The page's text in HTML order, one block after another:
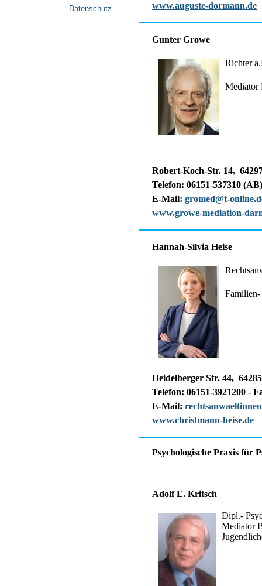
Datenschutz
www.auguste-dormann.de
Gunter Growe
Richter
Robert-Koch-Str. 14,
Telefon: 06151-537310 (AB)
E-Mail: gromed@t-
www.growe-mediation-
Hannah-Silvia Heise
Heidelberger Str. 44,
Telefon: 06151-3921200 -
E-Mail:
www.christmann-heise.de
Psychologische Praxis für
Adolf E. Kritsch
Dipl.-
Mediator